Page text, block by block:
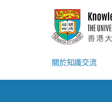
關於知識交流